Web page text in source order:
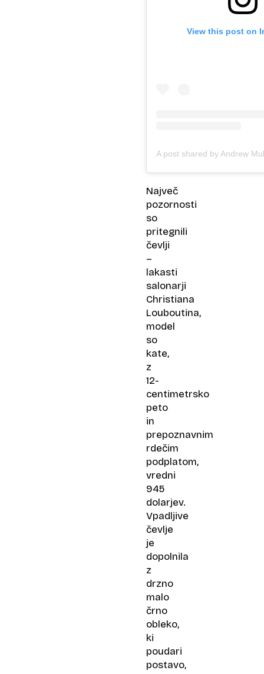
View this post on
Največ
pozornosti
so
pritegnili
čevlji
–
lakasti
salonarji
Christiana
Louboutina,
model
so
kate,
z
12-
centimetrsko
peto
in
prepoznavnim
rdečim
podplatom,
vredni
945
dolarjev.
Vpadljive
čevlje
je
dopolnila
z
drzno
malo
črno
obleko,
ki
poudari
postavo,